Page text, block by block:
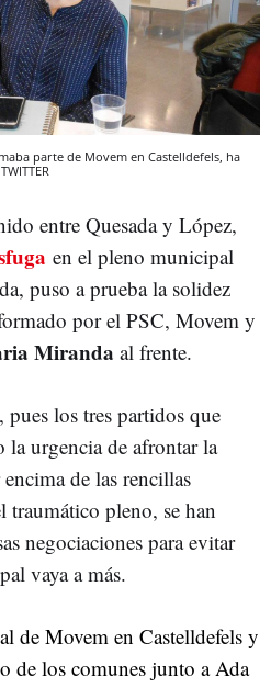
parte de Movem en Castelldefels, ha
entre Quesada y López,
en el pleno municipal
puso a prueba la solidez
por el PSC, Movem y
Miranda al frente.
los tres partidos que
la urgencia de afrontar la
de las rencillas
traumático pleno, se han
negociaciones para evitar
vaya a más.